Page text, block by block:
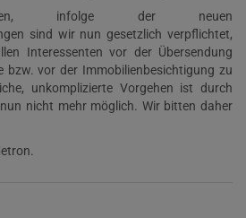
infolge der neuen
sind wir nun gesetzlich verpflichtet,
Interessenten vor der Übersendung
bzw. vor der Immobilienbesichtigung zu
unkomplizierte Vorgehen ist durch
nicht mehr möglich. Wir bitten daher